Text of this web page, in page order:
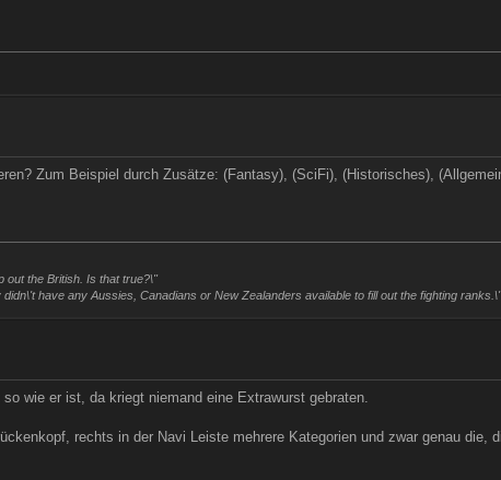
Zum Beispiel durch Zusätze: (Fantasy), (SciFi), (Historisches),
out the British. Is that true?\"
have any Aussies, Canadians or New Zealanders available to fill out the fighting ranks.\"
wie er ist, da kriegt niemand eine Extrawurst gebraten.
rechts in der Navi Leiste mehrere Kategorien und zwar genau die,